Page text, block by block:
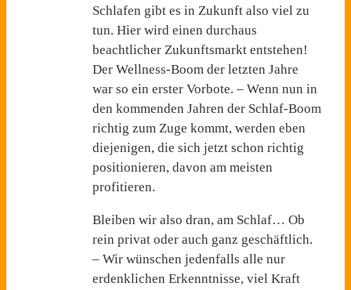
Schlafen gibt es in Zukunft also viel zu
tun. Hier wird einen durchaus
beachtlicher Zukunftsmarkt entstehen!
Der Wellness-Boom der letzten Jahre
war so ein erster Vorbote. – Wenn nun in
den kommenden Jahren der Schlaf-Boom
richtig zum Zuge kommt, werden eben
diejenigen, die sich jetzt schon richtig
positionieren, davon am meisten
profitieren.
Bleiben wir also dran, am Schlaf… Ob
rein privat oder auch ganz geschäftlich.
– Wir wünschen jedenfalls alle nur
erdenklichen Erkenntnisse, viel Kraft